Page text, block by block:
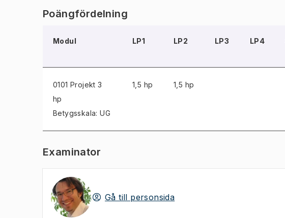
Poängfördelning
Modul LP1 LP2 LP3 LP4
0101 Projekt 3
hp
Betygsskala: UG
1,5 hp 1,5 hp
Examinator
Gå till personsida